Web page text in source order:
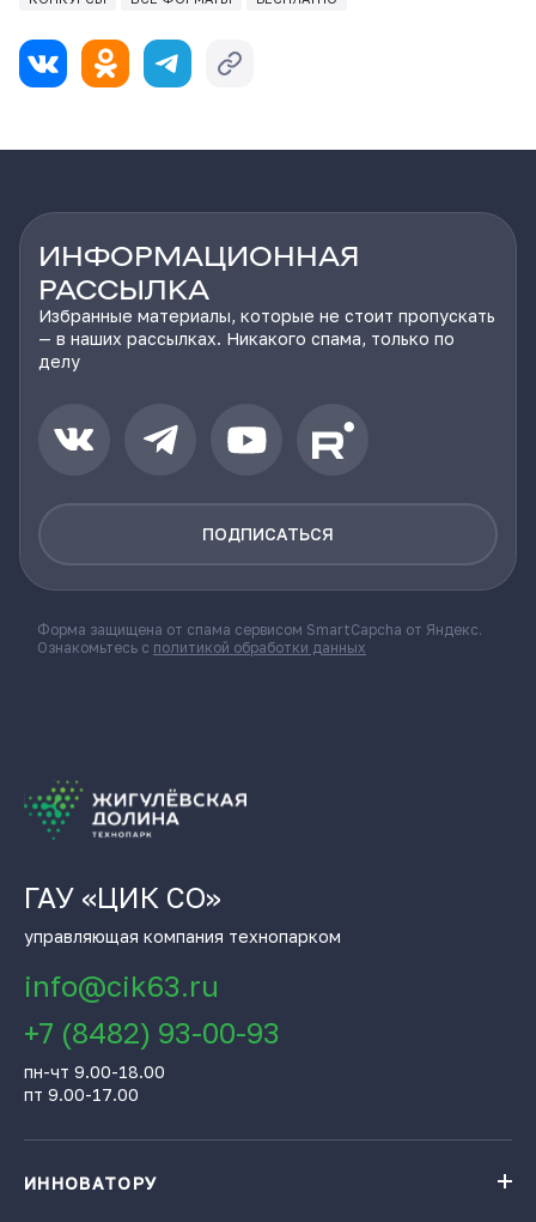
ИНФОРМАЦИОННАЯ
РАССЫЛКА
Избранные материалы, которые не стоит пропускать
— в наших рассылках. Никакого спама, только по
делу
ПОДПИСАТЬСЯ
Форма защищена от спама сервисом SmartCapcha от Яндекс.
Ознакомьтесь с политикой обработки данных
ГАУ «ЦИК СО»
управляющая компания технопарком
info@cik63.ru
+7 (8482) 93-00-93
пн-чт 9.00-18.00
пт 9.00-17.00
ИННОВАТОРУ